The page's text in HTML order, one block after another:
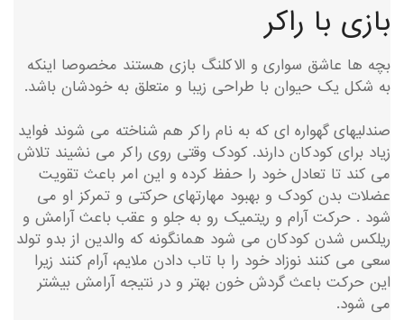
بازی با راکر
بچه ها عاشق سواری و الاکلنگ بازی هستند مخصوصا اینکه
به شکل یک حیوان با طراحی زیبا و متعلق به خودشان باشد.
صندلیهای گهواره ای که به نام راکر هم شناخته می شوند فواید
زیاد برای کودکان دارند. کودک وقتی روی راکر می نشیند تلاش
می کند تا تعادل خود را حفظ کرده و این امر باعث تقویت
عضلات بدن کودک و بهبود مهارتهای حرکتی و تمرکز او می
شود . حرکت آرام و ریتمیک رو به جلو و عقب باعث آرامش و
ریلکس شدن کودکان می شود همانگونه که والدین از بدو تولد
سعی می کنند نوزاد خود را با تاب دادن ملایم، آرام کنند زیرا
این حرکت باعث گردش خون بهتر و در نتیجه آرامش بیشتر
می شود.